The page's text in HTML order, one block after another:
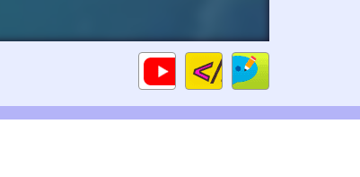
Code
HTML
Gameplays